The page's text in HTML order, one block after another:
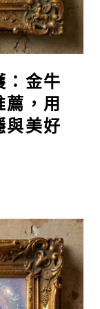
：金牛
，用
與美好